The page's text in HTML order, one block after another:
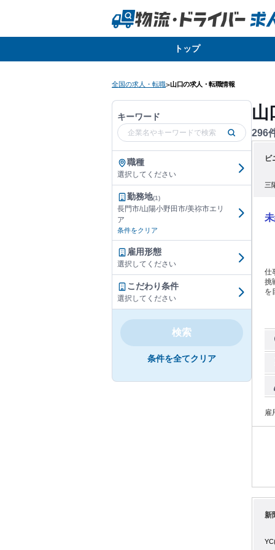
トップ
全国の求人・転職>山口の求人・転職情報
キーワード
職種
選択してください
勤務地(1)
長門市/山陽小野田市/美祢市エリ
ア
条件をクリア
雇用形態
選択してください
こだわり条件
選択してください
検索
条件を全てクリア
山
296
ビ
三
仕
挑戦でき
を目
安
ロー体
雇
新